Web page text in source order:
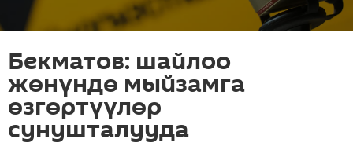
Бекматов: шайлоо
жөнүндө мыйзамга
өзгөртүүлөр
сунушталууда